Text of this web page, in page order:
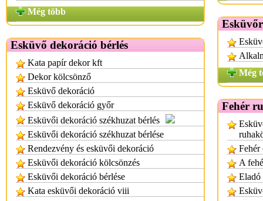
Még több
Esküvő dekoráció bérlés
Kata papír dekor kft
Dekor kölcsönző
Esküvő dekoráció
Esküvő dekoráció győr
Esküvői dekoráció székhuzat bérlés
Esküvői dekoráció székhuzat bérlése
Rendezvény és esküvői dekoráció
Esküvői dekoráció kölcsönzés
Esküvői dekoráció bérlése
Kata esküvői dekoráció viii
Még
Fehér
Fehér
A
Eladó